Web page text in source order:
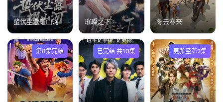
蛰伏尘嚣耀山河 璀璨之下 冬去春来
第8集完结 已完结 共10集 更新至第2集